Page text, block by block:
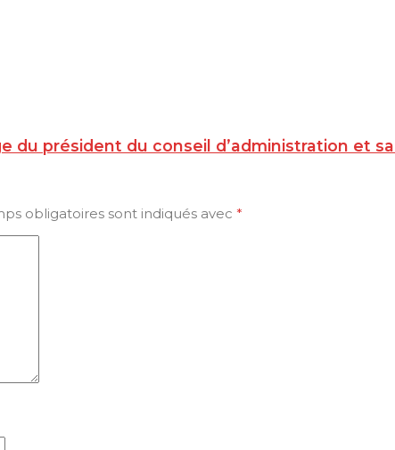
du président du conseil d’administration et
obligatoires sont indiqués avec *